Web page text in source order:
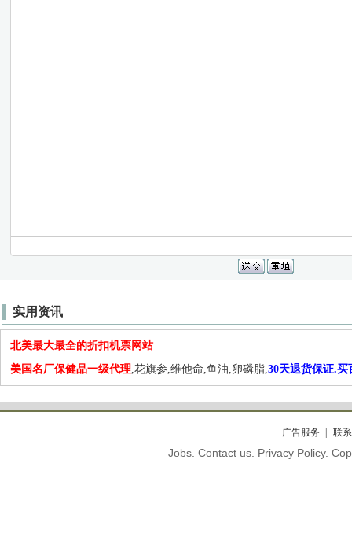
实用资讯
北美最大最全的折扣机票网站
美国名厂保健品一级代理,花旗参,维他命,鱼油,卵磷脂,30天退货保证.买
广告服务 联
Jobs. Contact us. Privacy Policy.